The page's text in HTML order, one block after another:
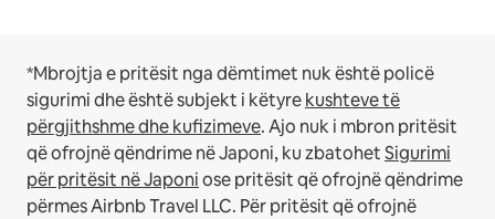
*Mbrojtja e pritësit nga dëmtimet nuk është policë
sigurimi dhe është subjekt i këtyrekushteve të
përgjithshme dhe kufizimeve.Ajo nuk i mbron pritësit
që ofrojnë qëndrime në Japoni, ku zbatohetSigurimi
për pritësit në Japoniose pritësit që ofrojnë qëndrime
përmes Airbnb Travel LLC. Për pritësit që ofrojnë